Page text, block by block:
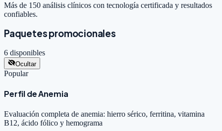
Más de 150 análisis clínicos con tecnología certificada y resultados
confiables.
Paquetes promocionales
6 disponibles
Ocultar
Popular
Perfil de Anemia
Evaluación completa de anemia: hierro sérico, ferritina, vitamina
B12, ácido fólico y hemograma